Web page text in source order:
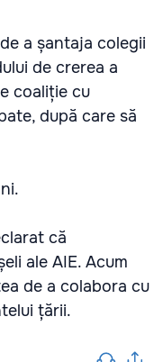
a șantaja colegii
de crerea a
coaliție cu
după care să
că
ale AIE. Acum
de a colabora cu
țării.